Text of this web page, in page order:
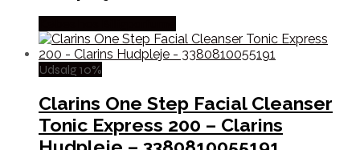
Udsalg 10%
Clarins One Step Facial Cleanser
Tonic Express 200 – Clarins